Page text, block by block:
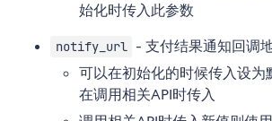
始化时传入此参数
notify_url - 支付结果通知回调
可以在初始化的时候传入设为
在调用相关API时传入